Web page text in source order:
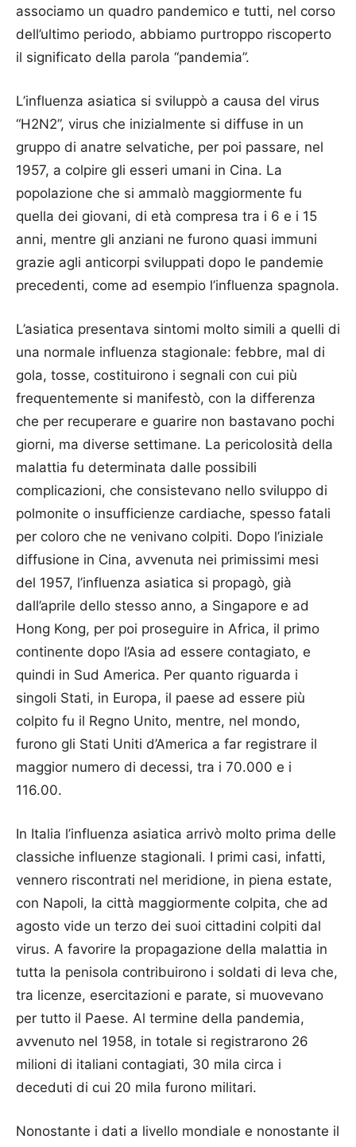
associamo un quadro pandemico e tutti, nel corso
dell’ultimo periodo, abbiamo purtroppo riscoperto
il significato della parola “pandemia”.
L’influenza asiatica si sviluppò a causa del virus
“H2N2”, virus che inizialmente si diffuse in un
gruppo di anatre selvatiche, per poi passare, nel
1957, a colpire gli esseri umani in Cina. La
popolazione che si ammalò maggiormente fu
quella dei giovani, di età compresa tra i 6 e i 15
anni, mentre gli anziani ne furono quasi immuni
grazie agli anticorpi sviluppati dopo le pandemie
precedenti, come ad esempio l’influenza spagnola.
L’asiatica presentava sintomi molto simili a quelli di
una normale influenza stagionale: febbre, mal di
gola, tosse, costituirono i segnali con cui più
frequentemente si manifestò, con la differenza
che per recuperare e guarire non bastavano pochi
giorni, ma diverse settimane. La pericolosità della
malattia fu determinata dalle possibili
complicazioni, che consistevano nello sviluppo di
polmonite o insufficienze cardiache, spesso fatali
per coloro che ne venivano colpiti. Dopo l’iniziale
diffusione in Cina, avvenuta nei primissimi mesi
del 1957, l’influenza asiatica si propagò, già
dall’aprile dello stesso anno, a Singapore e ad
Hong Kong, per poi proseguire in Africa, il primo
continente dopo l’Asia ad essere contagiato, e
quindi in Sud America. Per quanto riguarda i
singoli Stati, in Europa, il paese ad essere più
colpito fu il Regno Unito, mentre, nel mondo,
furono gli Stati Uniti d’America a far registrare il
maggior numero di decessi, tra i 70.000 e i
116.00.
In Italia l’influenza asiatica arrivò molto prima delle
classiche influenze stagionali. I primi casi, infatti,
vennero riscontrati nel meridione, in piena estate,
con Napoli, la città maggiormente colpita, che ad
agosto vide un terzo dei suoi cittadini colpiti dal
virus. A favorire la propagazione della malattia in
tutta la penisola contribuirono i soldati di leva che,
tra licenze, esercitazioni e parate, si muovevano
per tutto il Paese. Al termine della pandemia,
avvenuto nel 1958, in totale si registrarono 26
milioni di italiani contagiati, 30 mila circa i
deceduti di cui 20 mila furono militari.
Nonostante i dati a livello mondiale e nonostante il